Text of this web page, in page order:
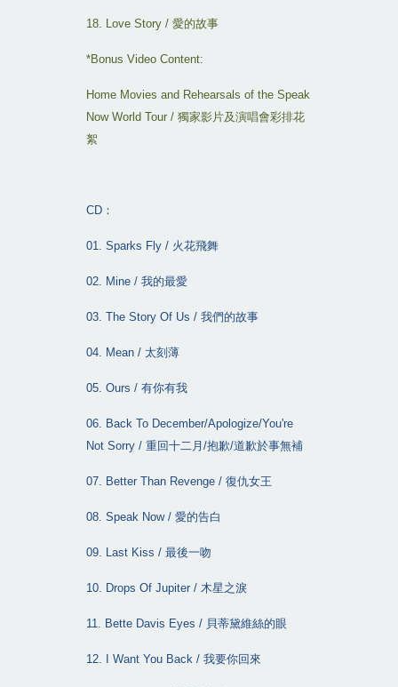
18. Love Story / 愛的故事
*Bonus Video Content:
Home Movies and Rehearsals of the Speak
Now World Tour / 獨家影片及演唱會彩排花
絮
CD：
01. Sparks Fly / 火花飛舞
02. Mine / 我的最愛
03. The Story Of Us / 我們的故事
04. Mean / 太刻薄
05. Ours / 有你有我
06. Back To December/Apologize/You're
Not Sorry / 重回十二月 /抱歉/道歉於事無補
07. Better Than Revenge / 復仇女王
08. Speak Now / 愛的告白
09. Last Kiss / 最後一吻
10. Drops Of Jupiter / 木星之淚
11. Bette Davis Eyes / 貝蒂黛維絲的眼
12. I Want You Back / 我要你回來